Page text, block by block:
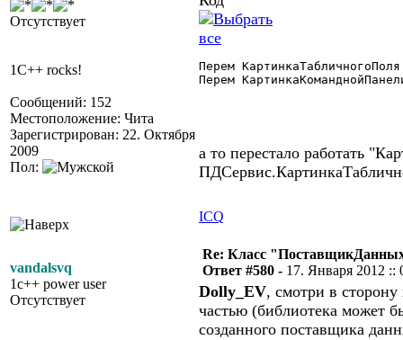
Отсутствует
1C++ rocks!
Сообщений: 152
Местоположение: Чита
Зарегистрирован: 22. Октября
2009
Пол:
Перем
Перем
а то перестало работать
ICQ
vandalsvq
1c++ power user
Отсутствует
Re: Класс
Ответ #580 - 17. Января 2012 ::
Dolly_EV, смотри в сторону
частью (библиотека может
созданного поставщика